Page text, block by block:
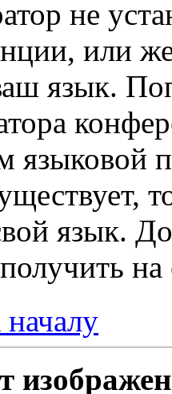
не
или
язык.
язык.
на